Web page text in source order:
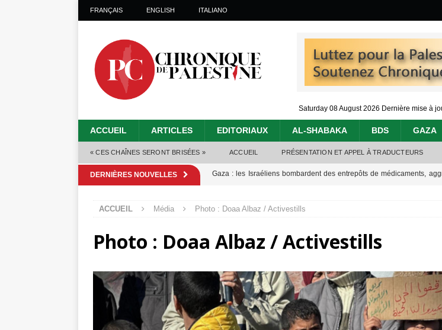
FRANÇAIS ENGLISH ITALIANO
Saturday 08 August 2026 Dernière mise à
ACCUEIL ARTICLES EDITORIAUX AL-SHABAKA BDS GAZA
« CES CHAÎNES SERONT BRISÉES » ACCUEIL PRÉSENTATION ET APPEL À TRADUCTEURS
DERNIÈRES NOUVELLES Gaza : les Israéliens bombardent des entrepôts de médicaments,
Capituler ou mourir : le « processus de paix » à Gaza et la
6 août 2026 ]
Les Israéliens effacent les preuves du génocide à Gaza [ 4 août 2026 ]
La promesse que j’ai faite à Ismail al-Ghoul[ 8 août 2026 ]
ACCUEIL Média Photo : Doaa Albaz / Activestills
Photo : Doaa Albaz / Activestills